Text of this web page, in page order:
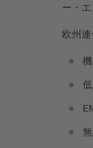
ー・エ
欧州